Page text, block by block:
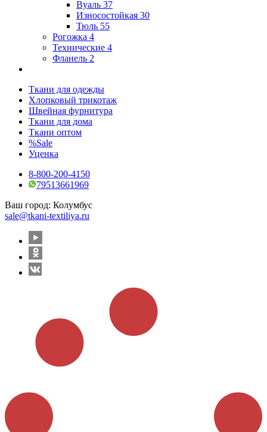
Вуаль 37
Износостойкая 30
Тюль 55
Рогожка 4
Технические 4
Фланель 2
Ткани для одежды
Хлопковый трикотаж
Швейная фурнитура
Ткани для дома
Ткани оптом
%Sale
Уценка
8-800-200-4150
79513661969
Ваш город: Колумбус
sale@tkani-textiliya.ru